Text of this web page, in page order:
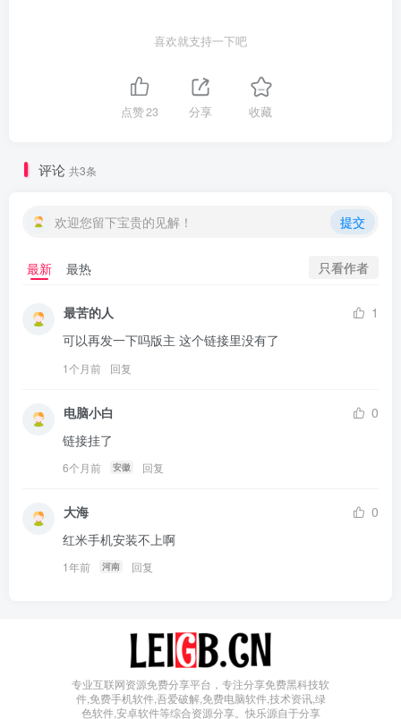
喜欢就支持一下吧
点赞23 分享 收藏
评论 共3条
欢迎您留下宝贵的见解！ 提交
最新 最热 只看作者
最苦的人
1
可以再发一下吗版主 这个链接里没有了
1个月前 回复
电脑小白
0
链接挂了
6个月前 安徽 回复
大海
0
红米手机安装不上啊
1年前 河南 回复
专业互联网资源免费分享平台，专注分享免费黑科技软
件,免费手机软件,吾爱破解,免费电脑软件,技术资讯,绿
色软件,安卓软件等综合资源分享。快乐源自于分享